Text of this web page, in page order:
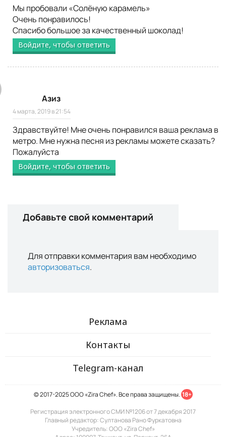
Мы пробовали «Солёную карамель»
Очень понравилось!
Спасибо большое за качественный шоколад!
Войдите, чтобы ответить
Азиз
4 марта, 2019 в 21:54
Здравствуйте! Мне очень понравился ваша реклама в
метро. Мне нужна песня из рекламы можете сказать?
Пожалуйста
Войдите, чтобы ответить
Добавьте свой комментарий
Для отправки комментария вам необходимо
авторизоваться.
Реклама
Контакты
Telegram-канал
© 2017-2025 ООО «Zira Chef». Все права защищены. 18+
Регистрация электронного СМИ №1206 от 7 декабря 2017
Главный редактор: Султанова Рано Фуркатовна
Учредитель: ООО «Zira Chef»